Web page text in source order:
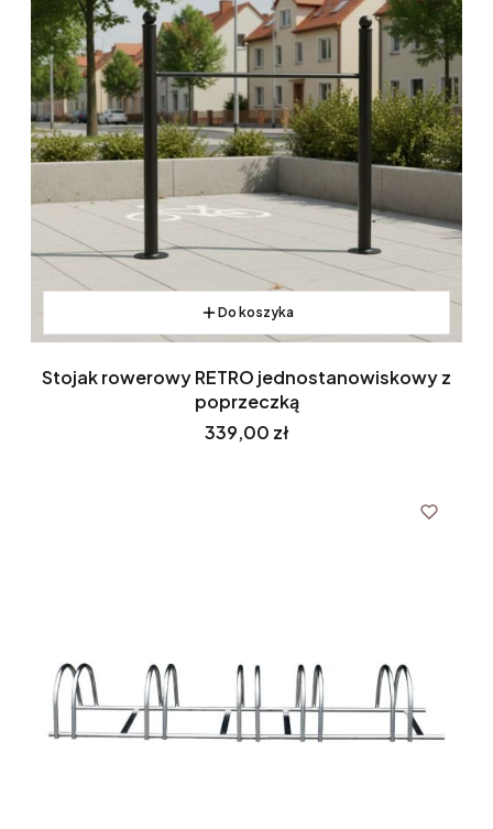
Do koszyka
Stojak rowerowy RETRO jednostanowiskowy z
poprzeczką
Cena
339,00 zł